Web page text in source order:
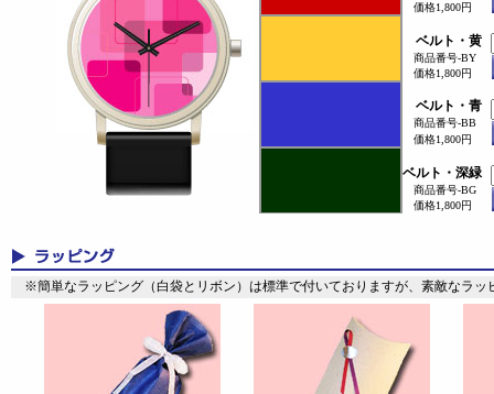
価格1,800円
ベルト・黄
商品番号-BY
価格1,800円
ベルト・青
商品番号-BB
価格1,800円
ベルト・深緑
商品番号-BG
価格1,800円
※簡単なラッピング（白袋とリボン）は標準で付いておりますが、素敵なラッ